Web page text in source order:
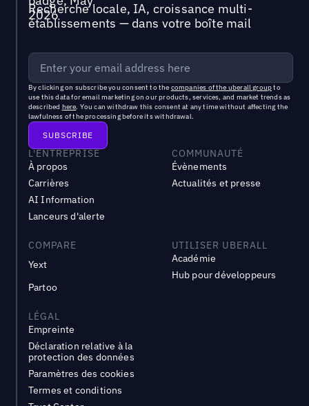
Recherche locale, IA, croissance multi-
établissements — dans votre boîte mail
By clicking on subscribe you consent to the companies of the uberall groupto
use this data for email marketing on our products, services, and market trends as
described here. You can withdraw this consent at any time without affecting the
lawfulness of the processing before its withdrawal.
L'ENTREPRISE
À propos
Carrières
AI Information
Lanceurs d'alerte
COMMUNAUTÉ
Évènements
Actualités et presse
COMPARE
Yext
Partoo
UTILISER UBERALL
Académie
Hub pour développeurs
LÉGAL
Empreinte
Déclaration relative à la
protection des données
Paramètres des cookies
Termes et conditions